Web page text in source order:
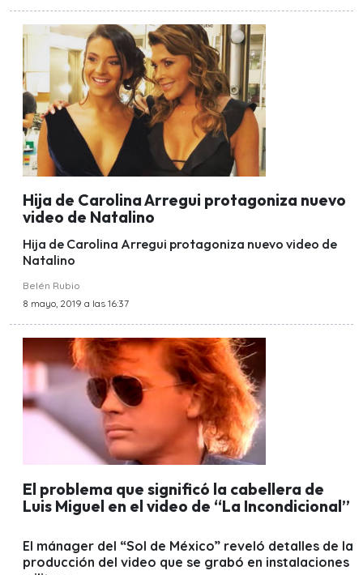
Hija de Carolina Arregui protagoniza nuevo
video de Natalino
Hija de Carolina Arregui protagoniza nuevo video de
Natalino
Belén Rubio
8 mayo, 2019 a las 16:37
El problema que significó la cabellera de
Luis Miguel en el video de “La Incondicional”
El mánager del “Sol de México” reveló detalles de la
producción del video que se grabó en instalaciones